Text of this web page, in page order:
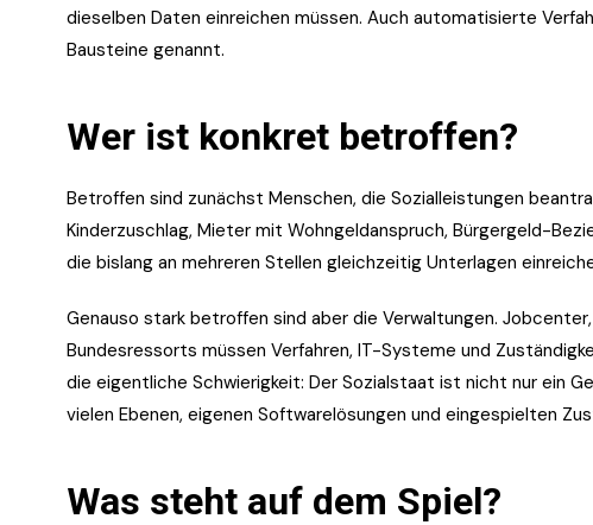
dieselben Daten einreichen müssen. Auch automatisierte
Bausteine genannt.
Wer ist konkret betroffen?
Betroffen sind zunächst Menschen, die Sozialleistungen
Kinderzuschlag, Mieter mit Wohngeldanspruch, Bürgergeld-
die bislang an mehreren Stellen gleichzeitig Unterlagen
Genauso stark betroffen sind aber die Verwaltungen.
Bundesressorts müssen Verfahren, IT-Systeme und
die eigentliche Schwierigkeit: Der Sozialstaat ist nicht nur ein
vielen Ebenen, eigenen Softwarelösungen und eingespielten
Was steht auf dem Spiel?